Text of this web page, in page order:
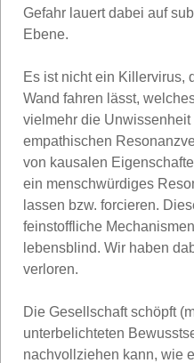
Gefahr lauert dabei auf
Ebene.
Es ist nicht ein Killervirus,
Wand fahren lässt,
vielmehr die
empathischen
von kausalen
ein menschwürdiges
lassen bzw. forcieren.
feinstoffliche
lebensblind. Wir haben
verloren.
Die Gesellschaft schöpft
unterbelichteten
nachvollziehen kann, wie